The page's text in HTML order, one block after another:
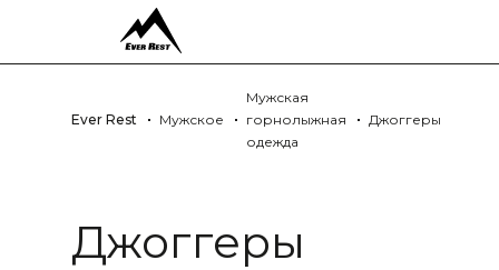
Ever Rest Мужское
Мужская
горнолыжная
одежда
Джоггеры
Джоггеры